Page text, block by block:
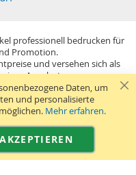
professionell bedrucken für
Promotion.
und versehen sich als
Angebots.
(§14 BGB) im Sinne der
sich netto zzgl. MwSt. USB-
und GEMA.
Kontaktformular
Daten, um
und personalisierte
Mehr erfahren.
AKZEPTIEREN